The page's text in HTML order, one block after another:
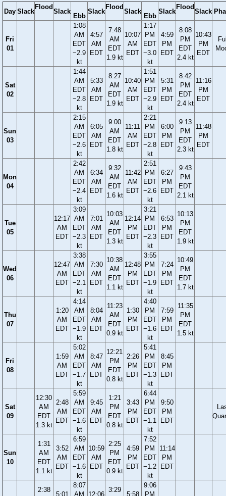
Day Slack
Flood
Slack
Ebb
Slack
Flood
Slack
Ebb
Slack
Flood
Slack
Fri
01
1:08
AM
EDT
−2.9
kt
4:57
AM
EDT
7:48
AM
EDT
1.9 kt
10:07
AM
EDT
1:17
PM
EDT
−3.0
kt
4:59
PM
EDT
8:08
PM
EDT
2.4 kt
10:43
PM
EDT
Sat
02
1:44
AM
EDT
−2.8
kt
5:33
AM
EDT
8:27
AM
EDT
1.9 kt
10:40
AM
EDT
1:51
PM
EDT
−2.9
kt
5:31
PM
EDT
8:42
PM
EDT
2.4 kt
11:16
PM
EDT
Sun
03
2:15
AM
EDT
−2.6
kt
6:05
AM
EDT
9:00
AM
EDT
1.8 kt
11:11
AM
EDT
2:21
PM
EDT
−2.8
kt
6:00
PM
EDT
9:13
PM
EDT
2.3 kt
11:48
PM
EDT
Mon
04
2:42
AM
EDT
−2.4
kt
6:34
AM
EDT
9:32
AM
EDT
1.6 kt
11:42
AM
EDT
2:51
PM
EDT
−2.6
kt
6:27
PM
EDT
9:43
PM
EDT
2.1 kt
Tue
05
12:17
AM
EDT
3:09
AM
EDT
−2.3
kt
7:01
AM
EDT
10:03
AM
EDT
1.3 kt
12:14
PM
EDT
3:21
PM
EDT
−2.3
kt
6:53
PM
EDT
10:13
PM
EDT
1.9 kt
Wed
06
12:47
AM
EDT
3:38
AM
EDT
−2.1
kt
7:30
AM
EDT
10:38
AM
EDT
1.1 kt
12:48
PM
EDT
3:55
PM
EDT
−1.9
kt
7:24
PM
EDT
10:49
PM
EDT
1.7 kt
Thu
07
1:20
AM
EDT
4:14
AM
EDT
−1.9
kt
8:04
AM
EDT
11:23
AM
EDT
0.9 kt
1:30
PM
EDT
4:40
PM
EDT
−1.6
kt
7:59
PM
EDT
11:35
PM
EDT
1.5 kt
Fri
08
1:59
AM
EDT
5:02
AM
EDT
−1.7
kt
8:47
AM
EDT
12:21
PM
EDT
0.8 kt
2:26
PM
EDT
5:41
PM
EDT
−1.3
kt
8:45
PM
EDT
Sat
09
12:30
AM
EDT
1.3 kt
2:48
AM
EDT
5:59
AM
EDT
−1.6
kt
9:45
AM
EDT
1:21
PM
EDT
0.8 kt
3:43
PM
EDT
6:44
PM
EDT
−1.1
kt
9:50
PM
EDT
Sun
10
1:31
AM
EDT
1.1 kt
3:52
AM
EDT
6:59
AM
EDT
−1.6
kt
10:59
AM
EDT
2:25
PM
EDT
0.9 kt
4:59
PM
EDT
7:52
PM
EDT
−1.2
kt
11:14
PM
EDT
2:38
5:01
8:07
AM
12:06
3:29
5:58
9:06
PM